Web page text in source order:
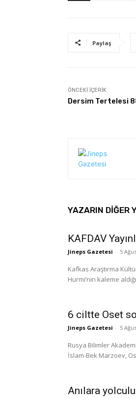
Paylaş
ÖNCEKI İÇERIK
Dersim Tertelesi
YAZARIN DIĞER
KAFDAV
Jineps Gazetesi - 5
Kafkas Araştırma
Hurmi’nin kaleme
6 ciltte Oset
Jineps Gazetesi - 5
Rusya Bilimler
İslam-Bek Marzoev,
Anılara